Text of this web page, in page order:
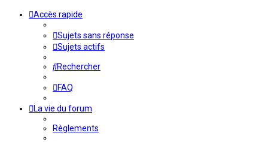
Accès rapide
Sujets sans réponse
Sujets actifs
Rechercher
FAQ
La vie du forum
Règlements